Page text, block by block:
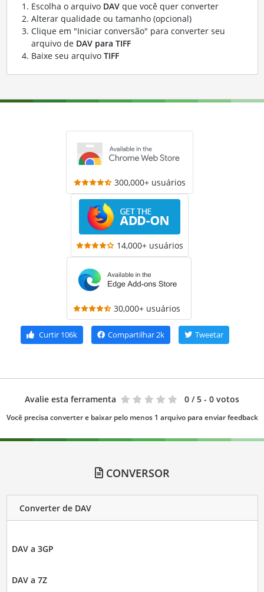
Escolha o arquivo DAVque você quer converter
Alterar qualidade ou tamanho (opcional)
Clique em "Iniciar conversão" para converter seu
arquivo de DAV para TIFF
Baixe seu arquivo TIFF
300,000+ usuários
14,000+ usuários
30,000+ usuários
Curtir 106k Compartilhar2k Tweetar
Avalie esta ferramenta 0 / 5 - 0 votos
Você precisa converter e baixar pelo menos 1 arquivo para enviar feedback
CONVERSOR
Converter de DAV
DAV a 3GP
DAV a 7Z